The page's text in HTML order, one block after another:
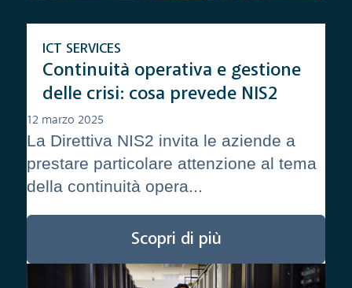
Continuità operativa e gestione
delle crisi: cosa prevede NIS2
ICT SERVICES
12 marzo 2025
La Direttiva NIS2 invita le aziende a
prestare particolare attenzione al tema
della continuità opera...
Scopri di più